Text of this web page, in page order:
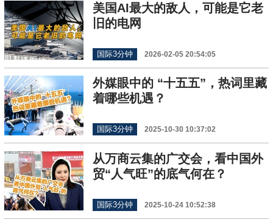
美国AI最大的敌人，可能是它老
旧的电网
国际3分钟 2026-02-05 20:54:05
外媒眼中的 “十五五”，热词里藏
着哪些机遇？
国际3分钟 2025-10-30 10:37:02
从万商云集的广交会，看中国外
贸“人气旺”的底气何在？
国际3分钟 2025-10-24 10:52:38